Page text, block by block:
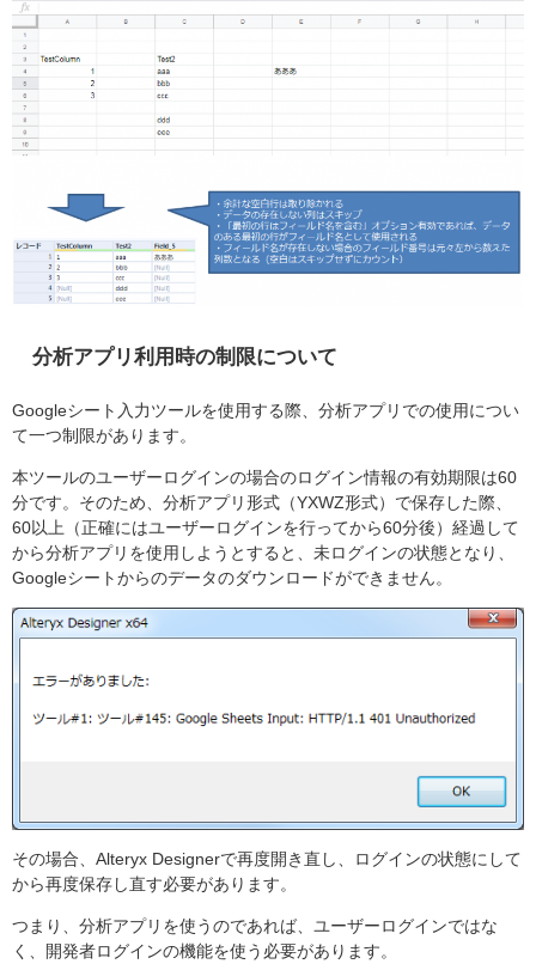
分析アプリ利用時の制限について
Googleシート入力ツールを使用する際、分析アプリでの使用につい
て一つ制限があります。
本ツールのユーザーログインの場合のログイン情報の有効期限は60
分です。そのため、分析アプリ形式（YXWZ形式）で保存した際、
60以上（正確にはユーザーログインを行ってから60分後）経過して
から分析アプリを使用しようとすると、未ログインの状態となり、
Googleシートからのデータのダウンロードができません。
その場合、Alteryx Designerで再度開き直し、ログインの状態にして
から再度保存し直す必要があります。
つまり、分析アプリを使うのであれば、ユーザーログインではな
く、開発者ログインの機能を使う必要があります。